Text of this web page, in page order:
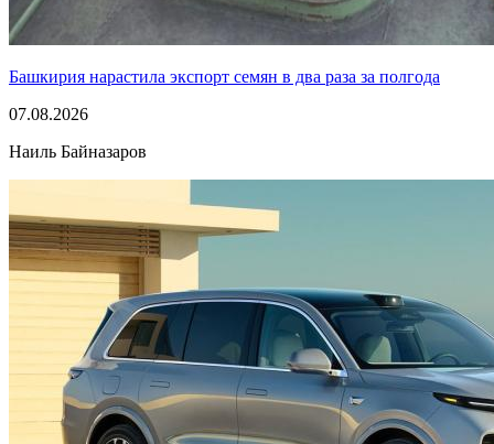
Башкирия нарастила экспорт семян в два раза за полгода
07.08.2026
Наиль Байназаров